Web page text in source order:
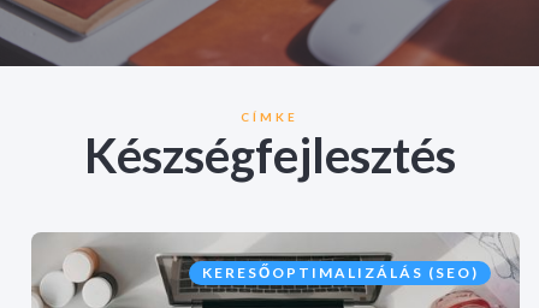
CÍMKE
Készségfejlesztés
KERESŐOPTIMALIZÁLÁS (SEO)